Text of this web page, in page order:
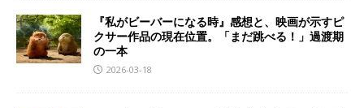
『私がビーバーになる時』感想と、映画が示すピ
クサー作品の現在位置。「まだ跳べる！」過渡期
の一本
2026-03-18